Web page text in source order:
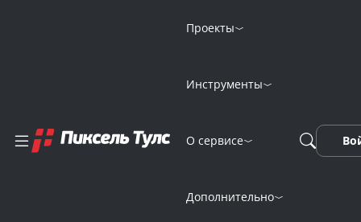
Проекты
Инструменты
О сервисе
Дополнительно
Генерация электро-
музыки (EDM)
нейросетью